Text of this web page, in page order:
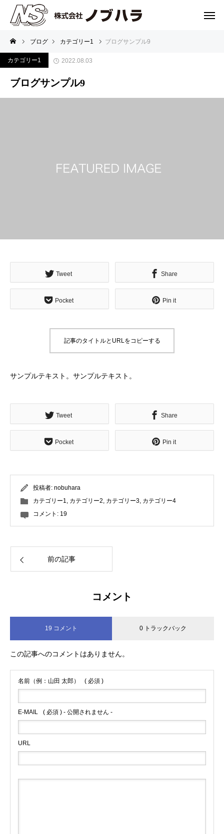
ブログ カテゴリー1 ブログサンプル9
カテゴリー1 2022.08.03
ブログサンプル9
Tweet Share
Pocket Pin it
記事のタイトルとURLをコピーする
サンプルテキスト。サンプルテキスト。
Tweet Share
Pocket Pin it
投稿者: nobuhara
カテゴリー1, カテゴリー2, カテゴリー3, カテゴリー4
コメント: 19
前の記事
コメント
19 コメント 0 トラックバック
この記事へのコメントはありません。
名前（例：山田 太郎） ( 必須 )
E-MAIL ( 必須 ) - 公開されません -
URL